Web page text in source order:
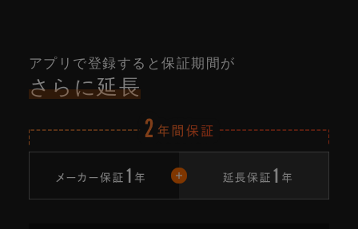
アプリで登録すると保証期間が
さらに延長